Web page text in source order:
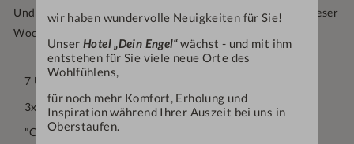
wir haben wundervolle Neuigkeiten für Sie!
UnserHotel „Dein Engel“wächst - und mit ihm
entstehen für Sie viele neue Orte des
Wohlfühlens,
für noch mehr Komfort, Erholung und
Inspiration während Ihrer Auszeit bei uns in
Oberstaufen.
Und das möchten wir mit Ihnen, liebe Gäste, natürlich in dieser
Woche gebührend feiern.
7 Übernachtungen inklusive Frühstücksbuffet
3x 5-Gang-Abendmemü
"Come together" mit Fam. Schädler und anschließendem